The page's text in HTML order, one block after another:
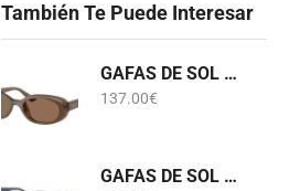
También Te Puede Interesar
GAFAS DE SOL RB 4441D 6779/73 RAY-BAN
137.00€
GAFAS DE SOL RB 3016 CLUBMASTER 6879/56 RAY-BAN